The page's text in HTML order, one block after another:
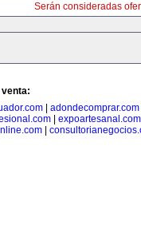
Serán consideradas
| adondecomprar.com
expoartesanal.com